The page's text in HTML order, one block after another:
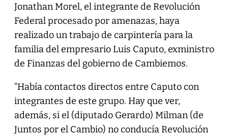
Jonathan Morel, el integrante de Revolución
Federal procesado por amenazas, haya
realizado un trabajo de carpintería para la
familia del empresario Luis Caputo, exministro
de Finanzas del gobierno de Cambiemos.
“Había contactos directos entre Caputo con
integrantes de este grupo. Hay que ver,
además, si el (diputado Gerardo) Milman (de
Juntos por el Cambio) no conducía Revolución